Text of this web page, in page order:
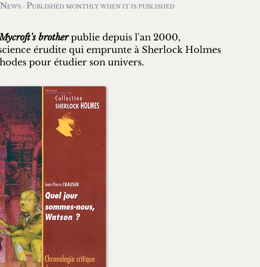
NEWS - PUBLISHED MONTHLY WHEN IT IS PUBLISHED
brotherpublie depuis l'an 2000,
érudite qui emprunte à Sherlock Holmes
pour étudier son univers.